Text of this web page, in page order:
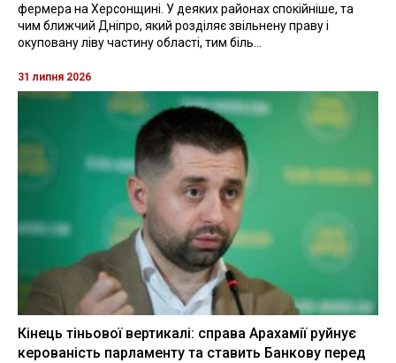
фермера на Херсонщині. У деяких районах спокійніше, та
чим ближчий Дніпро, який розділяє звільнену праву і
окуповану ліву частину області, тим біль...
31 липня 2026
Кінець тіньової вертикалі: справа Арахамії руйнує
керованість парламенту та ставить Банкову перед